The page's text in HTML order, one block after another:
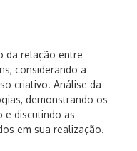
da relação entre
considerando a
criativo. Análise da
demonstrando os
e discutindo as
em sua realização.